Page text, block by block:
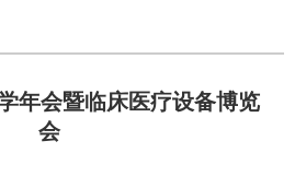
年会暨临床医疗设备博览
会